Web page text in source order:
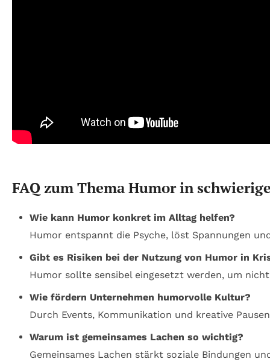
FAQ zum Thema Humor in
Wie kann Humor konkret im Alltag helfen?
Humor entspannt die Psyche, löst Spannungen
Gibt es Risiken bei der Nutzung von Humor in
Humor sollte sensibel eingesetzt werden, um
Wie fördern Unternehmen humorvolle Kultur?
Durch Events, Kommunikation und kreative
Warum ist gemeinsames Lachen so wichtig?
Gemeinsames Lachen stärkt soziale Bindungen